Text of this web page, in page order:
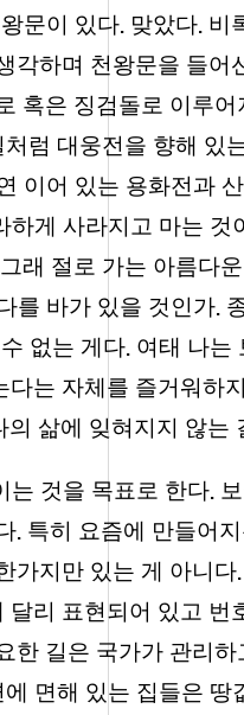
문이 있다.맞았다.비
각하며 천왕문을 들어
혹은 징검돌로 이루
럼 대웅전을 향해 있
이어 있는 용화전과
하게 사라지고 마는 것
래 절로 가는 아름다
를 바가 있을 것인가.
없는 게다.여태 나는
는 자체를 즐거워하
의 삶에 잊혀지지 않는
는 것을 목표로 한다.보
.특히 요즘에 만들어
가지만 있는 게 아니다.
리 표현되어 있고 번
길은 국가가 관리
면해 있는 집들은 땅